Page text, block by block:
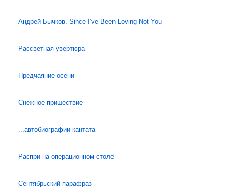
Андрей Бычков. Since I’ve Been Loving Not You
Рассветная увертюра
Предчаяние осени
Снежное пришествие
...автобиографии кантата
Распри на операционном столе
Сентябрьский парафраз